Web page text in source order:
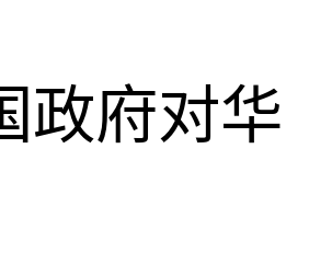
政府对华